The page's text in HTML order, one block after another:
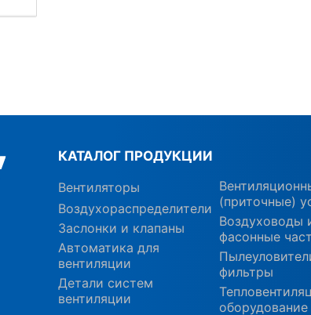
КАТАЛОГ ПРОДУКЦИИ
Вентиляторы
Воздухораспределители
Заслонки и клапаны
Автоматика для
вентиляции
Детали систем
вентиляции
(приточные)
Воздуховоды
фасонные
фильтры
оборудование